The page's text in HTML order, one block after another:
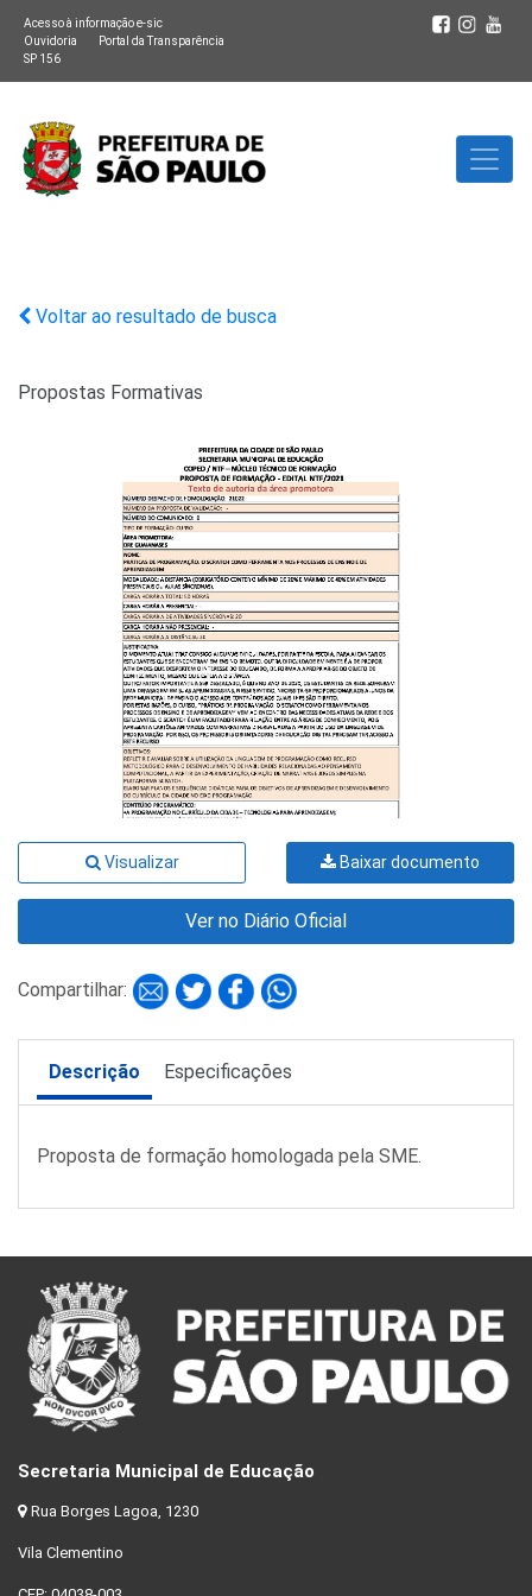
Acesso à informação e-sic
Ouvidoria
Portal da Transparência
SP 156
Voltar ao resultado de busca
Propostas Formativas
Visualizar Baixar documento
Ver no Diário Oficial
Compartilhar:
Descrição Especificações
Proposta de formação homologada pela SME.
Secretaria Municipal de Educação
Rua Borges Lagoa, 1230
Vila Clementino